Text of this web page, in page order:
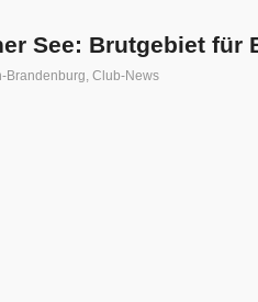
See: Brutgebiet für
Brandenburg, Club-News